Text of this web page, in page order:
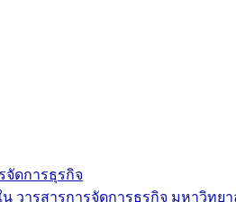
จัดการธุรกิจ
วารสารการจัดการธุรกิจ มหาวิทย